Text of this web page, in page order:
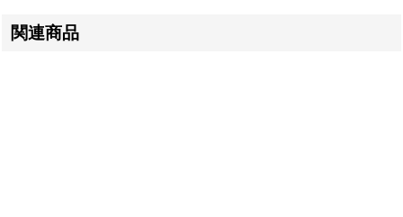
関連商品